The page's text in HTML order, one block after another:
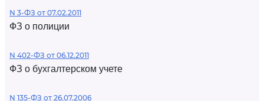
N 3-ФЗ от 07.02.2011
ФЗ о полиции
N 402-ФЗ от 06.12.2011
ФЗ о бухгалтерском учете
N 135-ФЗ от 26.07.2006